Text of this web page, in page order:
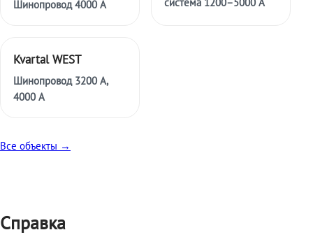
Шинопровод 4000 А
система 1200–5000 А
Kvartal WEST
Шинопровод 3200 А,
4000 А
Все объекты →
Справка